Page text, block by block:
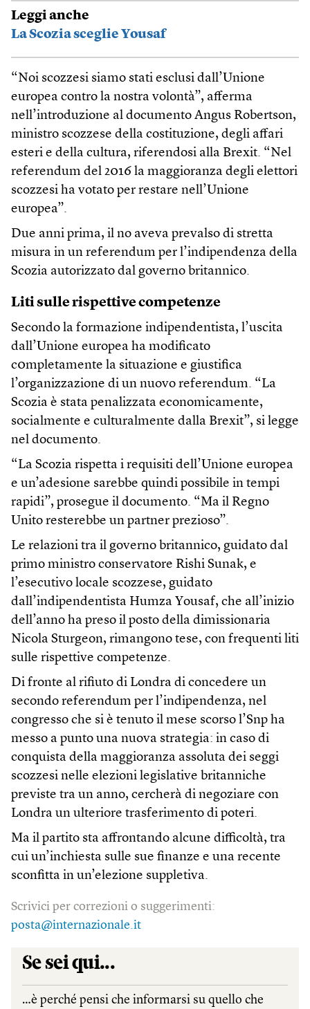
Leggi anche
La Scozia sceglie Yousaf
“Noi scozzesi siamo stati esclusi dall’Unione
europea contro la nostra volontà”, afferma
nell’introduzione al documento Angus Robertson,
ministro scozzese della costituzione, degli affari
esteri e della cultura, riferendosi alla Brexit. “Nel
referendum del 2016 la maggioranza degli elettori
scozzesi ha votato per restare nell’Unione
europea”.
Due anni prima, il no aveva prevalso di stretta
misura in un referendum per l’indipendenza della
Scozia autorizzato dal governo britannico.
Liti sulle rispettive competenze
Secondo la formazione indipendentista, l’uscita
dall’Unione europea ha modificato
c0mpletamente la situazione e giustifica
l’organizzazione di un nuovo referendum. “La
Scozia è stata penalizzata economicamente,
socialmente e culturalmente dalla Brexit”, si legge
nel documento.
“La Scozia rispetta i requisiti dell’Unione europea
e un’adesione sarebbe quindi possibile in tempi
rapidi”, prosegue il documento. “Ma il Regno
Unito resterebbe un partner prezioso”.
Le relazioni tra il governo britannico, guidato dal
primo ministro conservatore Rishi Sunak, e
l’esecutivo locale scozzese, guidato
dall’indipendentista Humza Yousaf, che all’inizio
dell’anno ha preso il posto della dimissionaria
Nicola Sturgeon, rimangono tese, con frequenti liti
sulle rispettive competenze.
Di fronte al rifiuto di Londra di concedere un
secondo referendum per l’indipendenza, nel
congresso che si è tenuto il mese scorso l’Snp ha
messo a punto una nuova strategia: in caso di
conquista della maggioranza assoluta dei seggi
scozzesi nelle elezioni legislative britanniche
previste tra un anno, cercherà di negoziare con
Londra un ulteriore trasferimento di poteri.
Ma il partito sta affrontando alcune difficoltà, tra
cui un’inchiesta sulle sue finanze e una recente
sconfitta in un’elezione suppletiva.
Scrivici per correzioni o suggerimenti:
posta@internazionale.it